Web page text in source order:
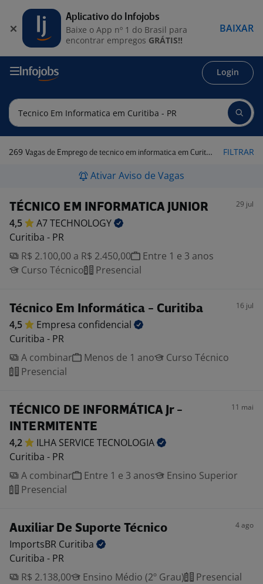
Login
269 Vagas de Emprego de tecnico em informatica em Curitiba - PR FILTRAR
Ativar Aviso de Vagas
TÉCNICO EM INFORMATICA JUNIOR 29 jul
4,5 A7TECHNOLOGY
Curitiba - PR
R$ 2.100,00 a R$ 2.450,00
Entre 1 e 3 anos
Curso Técnico
Presencial
Técnico Em Informática - Curitiba 16 jul
4,5 Empresa confidencial
Curitiba - PR
A combinar
Menos de 1 ano
Curso Técnico
Presencial
TÉCNICO DE INFORMÁTICA Jr -
INTERMITENTE
11 mai
4,2 ILHA SERVICE TECNOLOGIA
Curitiba - PR
A combinar
Entre 1 e 3 anos
Ensino Superior
Presencial
Auxiliar De Suporte Técnico 4 ago
ImportsBR Curitiba
Curitiba - PR
R$ 2.138,00
Ensino Médio (2º Grau) Presencial
Aplicativo do Infojobs
Baixe o App nº 1 do Brasil para
encontrar empregos GRÁTIS!!
BAIXAR